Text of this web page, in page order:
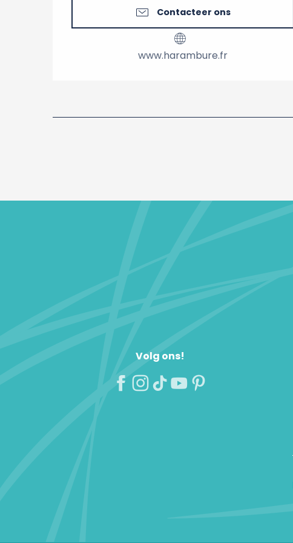
Contacteer ons
www.harambure.fr
Volg ons!